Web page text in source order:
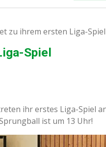
zu ihrem ersten Liga-Spiel
Spiel
ihr erstes Liga-Spiel
ist um 13 Uhr!